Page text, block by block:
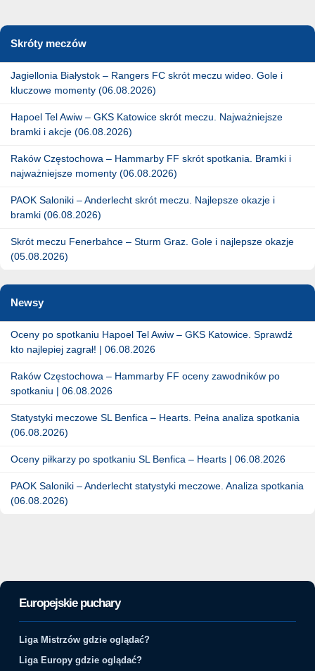
Skróty meczów
Jagiellonia Białystok – Rangers FC skrót meczu wideo. Gole i
kluczowe momenty (06.08.2026)
Hapoel Tel Awiw – GKS Katowice skrót meczu. Najważniejsze
bramki i akcje (06.08.2026)
Raków Częstochowa – Hammarby FF skrót spotkania. Bramki i
najważniejsze momenty (06.08.2026)
PAOK Saloniki – Anderlecht skrót meczu. Najlepsze okazje i
bramki (06.08.2026)
Skrót meczu Fenerbahce – Sturm Graz. Gole i najlepsze okazje
(05.08.2026)
Newsy
Oceny po spotkaniu Hapoel Tel Awiw – GKS Katowice. Sprawdź
kto najlepiej zagrał! | 06.08.2026
Raków Częstochowa – Hammarby FF oceny zawodników po
spotkaniu | 06.08.2026
Statystyki meczowe SL Benfica – Hearts. Pełna analiza spotkania
(06.08.2026)
Oceny piłkarzy po spotkaniu SL Benfica – Hearts | 06.08.2026
PAOK Saloniki – Anderlecht statystyki meczowe. Analiza spotkania
(06.08.2026)
Europejskie puchary
Liga Mistrzów gdzie oglądać?
Liga Europy gdzie oglądać?